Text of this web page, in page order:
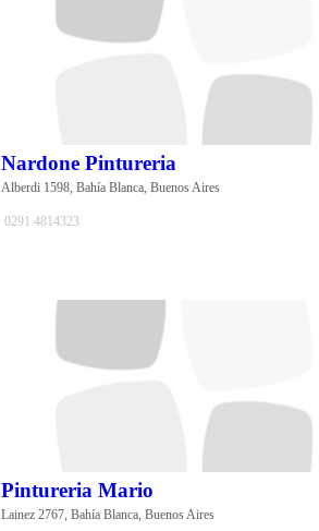
Nardone Pintureria
Alberdi 1598, Bahía Blanca, Buenos Aires
0291 4814323
Pintureria Mario
Lainez 2767, Bahía Blanca, Buenos Aires